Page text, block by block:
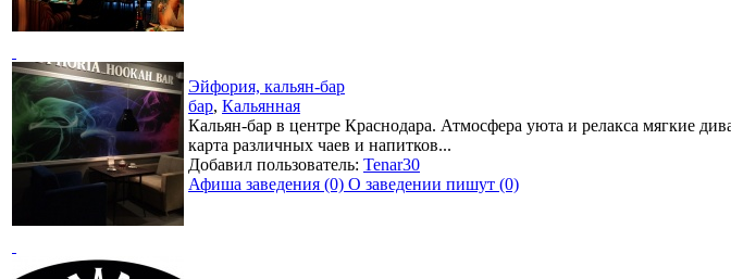
Эйфория, кальян-бар
бар, Кальянная
Кальян-бар в центре Краснодара. Атмосфера уюта и релакса мягкие
карта различных чаев и напитков...
Добавил пользователь: Tenar30
Афиша заведения (0) О заведении пишут (0)